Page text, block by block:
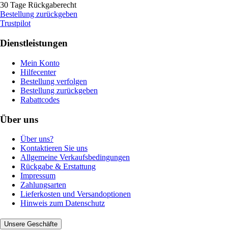
30 Tage Rückgaberecht
Bestellung zurückgeben
Trustpilot
Dienstleistungen
Mein Konto
Hilfecenter
Bestellung verfolgen
Bestellung zurückgeben
Rabattcodes
Über uns
Über uns?
Kontaktieren Sie uns
Allgemeine Verkaufsbedingungen
Rückgabe & Erstattung
Impressum
Zahlungsarten
Lieferkosten und Versandoptionen
Hinweis zum Datenschutz
Unsere Geschäfte